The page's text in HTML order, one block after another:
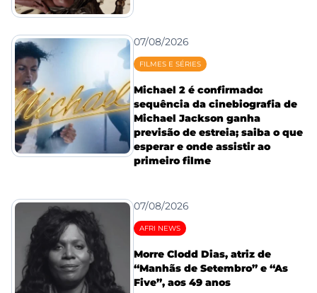
07/08/2026
FILMES E SÉRIES
Michael 2 é confirmado:
sequência da cinebiografia de
Michael Jackson ganha
previsão de estreia; saiba o que
esperar e onde assistir ao
primeiro filme
07/08/2026
AFRI NEWS
Morre Clodd Dias, atriz de
“Manhãs de Setembro” e “As
Five”, aos 49 anos